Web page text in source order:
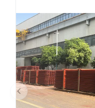
klantenbehoeften en
Warmgewalst/walste
de de